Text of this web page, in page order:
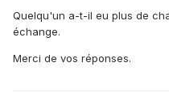
Quelqu'un a-t-il eu plus de
échange.
Merci de vos réponses.